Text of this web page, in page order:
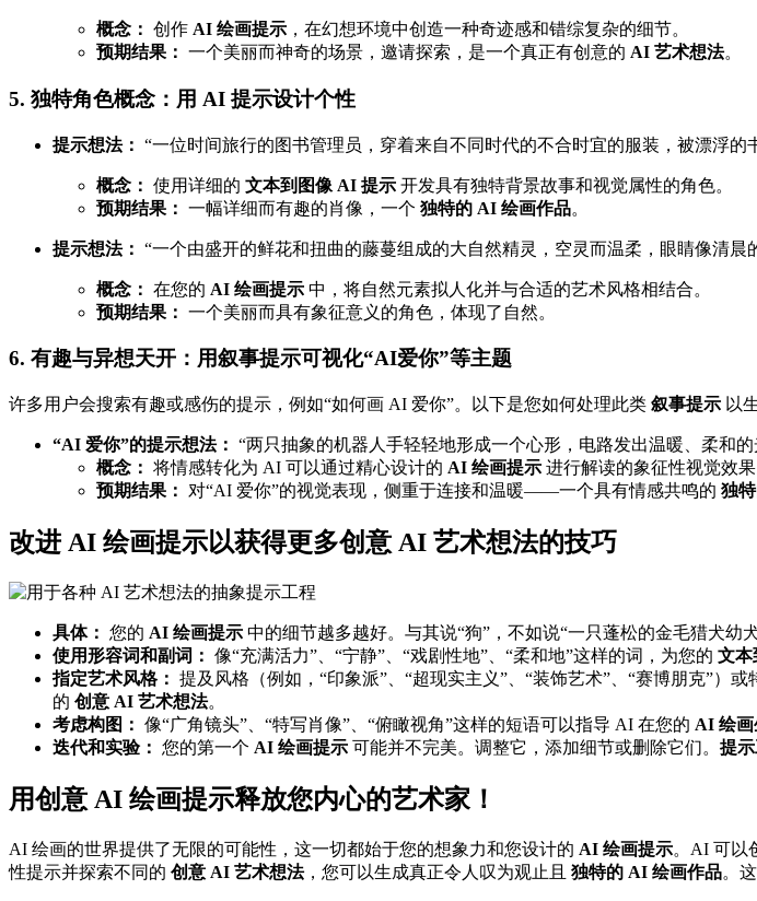
概念： 创作 AI 绘画提示 ，在幻想环境中创造一种奇迹感和错综复杂的细节。
预期结果： 一个美丽而神奇的场景，邀请探索，是一个真正有创意的 AI 艺术想法。
5. 独特角色概念：用 AI 提示设计个性
提示想法： “一位时间旅行的图书管理员，穿着来自不同时代的不合时宜的服装，被漂浮
概念： 使用详细的 文本到图像 AI 提示 开发具有独特背景故事和视觉属性的角色。
预期结果： 一幅详细而有趣的肖像，一个 独特的 AI 绘画作品。
提示想法： “一个由盛开的鲜花和扭曲的藤蔓组成的大自然精灵，空灵而温柔，眼睛像清晨
概念： 在您的 AI 绘画提示 中，将自然元素拟人化并与合适的艺术风格相结合。
预期结果： 一个美丽而具有象征意义的角色，体现了自然。
6. 有趣与异想天开：用叙事提示可视化“AI爱你”等主题
许多用户会搜索有趣或感伤的提示，例如“如何画 AI 爱你”。以下是您如何处理此类 叙事提示 以
“AI 爱你”的提示想法： “两只抽象的机器人手轻轻地形成一个心形，电路发出温暖、柔和
概念： 将情感转化为 AI 可以通过精心设计的 AI 绘画提示 进行解读的象征性视觉效果
预期结果：
对“AI 爱你”的视觉表现，侧重于连接和温暖——一个具有情感共鸣的 独
改进 AI 绘画提示以获得更多创意 AI 艺术想法的技巧
具体： 您的 AI 绘画提示 中的细节越多越好。与其说“狗”，不如说“一只蓬松的金毛猎犬幼
使用形容词和副词： 像“充满活力”、“宁静”、“戏剧性地”、“柔和地”这样的词，为您的 文本
指定艺术风格： 提及风格（例如，“印象派”、“超现实主义”、“装饰艺术”、“赛博朋克”）或
的 创意 AI 艺术想法。
考虑构图： 像“广角镜头”、“特写肖像”、“俯瞰视角”这样的短语可以指导 AI 在您的 AI 绘画
迭代和实验： 您的第一个 AI 绘画提示 可能并不完美。调整它，添加细节或删除它们。 提
用创意 AI 绘画提示释放您内心的艺术家！
AI 绘画的世界提供了无限的可能性，这一切都始于您的想象力和您设计的 AI 绘画提示。AI 可以
性提示并探索不同的 创意 AI 艺术想法，您可以生成真正令人叹为观止且 独特的 AI 绘画作品。